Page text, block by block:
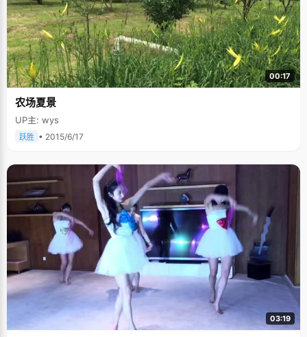
00:17
农场夏景
UP主: wys
跃胜 • 2015/6/17
03:19